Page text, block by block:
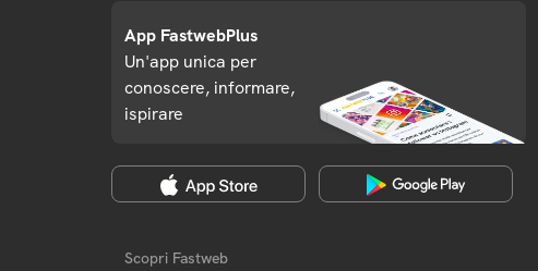
App FastwebPlus
Un'app unica per
conoscere, informare,
ispirare
Scopri Fastweb